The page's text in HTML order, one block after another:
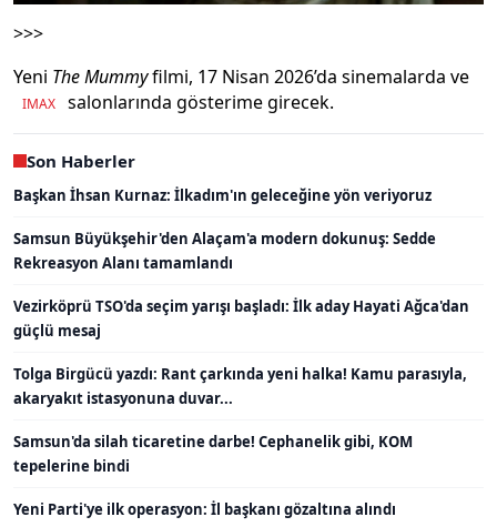
>>>
Yeni The Mummyfilmi, 17 Nisan 2026’da sinemalarda ve
IMAX salonlarında gösterime girecek.
Son Haberler
Başkan İhsan Kurnaz: İlkadım'ın geleceğine yön veriyoruz
Samsun Büyükşehir'den Alaçam'a modern dokunuş: Sedde
Rekreasyon Alanı tamamlandı
Vezirköprü TSO'da seçim yarışı başladı: İlk aday Hayati Ağca'dan
güçlü mesaj
Tolga Birgücü yazdı: Rant çarkında yeni halka! Kamu parasıyla,
akaryakıt istasyonuna duvar...
Samsun'da silah ticaretine darbe! Cephanelik gibi, KOM
tepelerine bindi
Yeni Parti'ye ilk operasyon: İl başkanı gözaltına alındı